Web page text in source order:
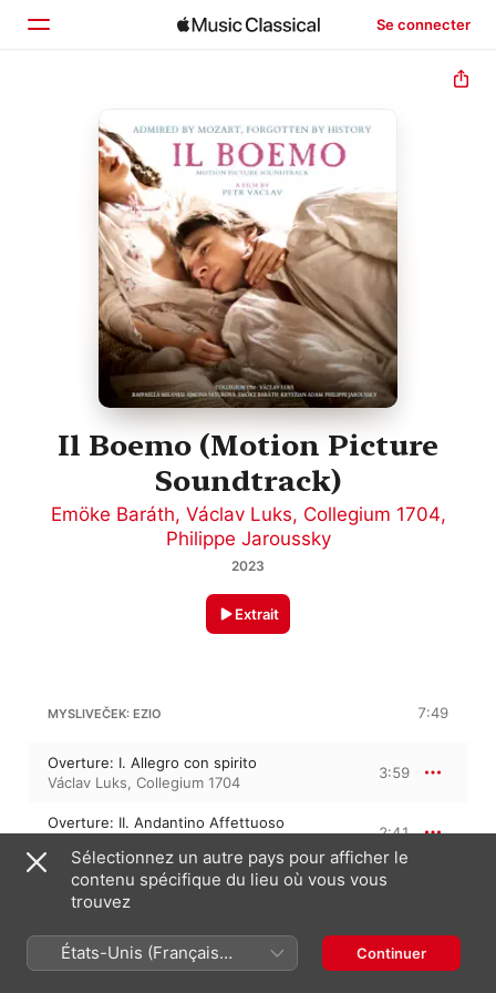
Se connecter
Parcourir
Rechercher
Il Boemo (Motion Picture
Soundtrack)
Emöke Baráth, Václav Luks, Collegium 1704,
Philippe Jaroussky
2023
Extrait
MYSLIVEČEK: EZIO 7:49
Overture: I. Allegro con spirito
Václav Luks, Collegium 1704
3:59
Overture: II. Andantino Affettuoso
2:41
Overture: III. Presto
Collegium 1704
MYSLIVEČEK: DEMETRIO
Sélectionnez un autre pays pour afficher le
contenu spécifique du lieu où vous vous
trouvez
États-Unis (Français
France)
Continuer